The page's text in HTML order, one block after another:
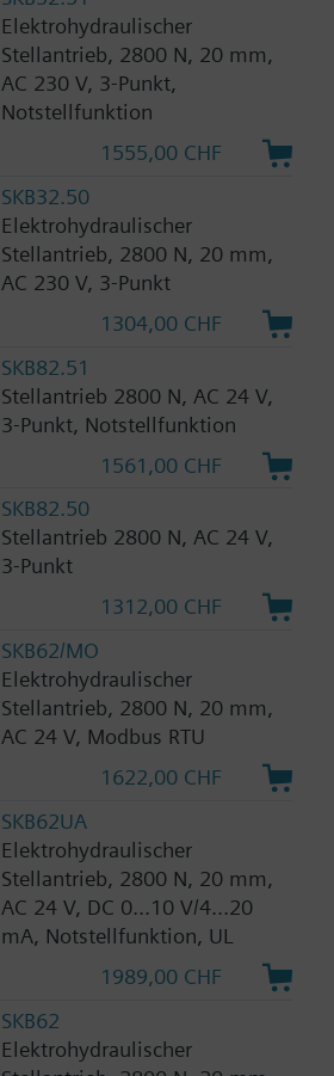
Elektrohydraulischer
Stellantrieb, 2800 N, 20 mm,
AC 230 V, 3-Punkt,
Notstellfunktion
1555,00 CHF
SKB32.50
Elektrohydraulischer
Stellantrieb, 2800 N, 20 mm,
AC 230 V, 3-Punkt
1304,00 CHF
SKB82.51
Stellantrieb 2800 N, AC 24 V,
3-Punkt, Notstellfunktion
1561,00 CHF
SKB82.50
Stellantrieb 2800 N, AC 24 V,
3-Punkt
1312,00 CHF
SKB62/MO
Elektrohydraulischer
Stellantrieb, 2800 N, 20 mm,
AC 24 V, Modbus RTU
1622,00 CHF
SKB62UA
Elektrohydraulischer
Stellantrieb, 2800 N, 20 mm,
AC 24 V, DC 0...10 V/4...20
mA, Notstellfunktion, UL
1989,00 CHF
SKB62
Elektrohydraulischer